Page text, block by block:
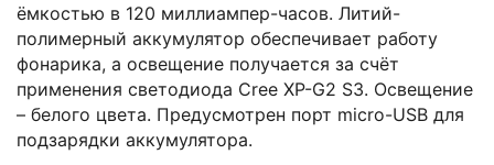
ёмкостью в 120 миллиампер-часов. Литий-
полимерный аккумулятор обеспечивает работу
фонарика, а освещение получается за счёт
применения светодиода Cree XP-G2 S3. Освещение
– белого цвета. Предусмотрен порт micro-USB для
подзарядки аккумулятора.